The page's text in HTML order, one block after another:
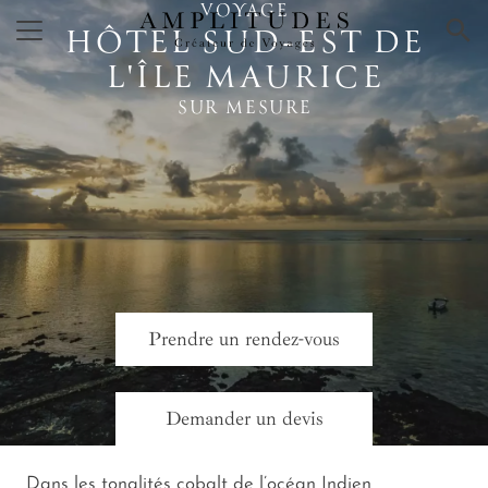
× VOYAGE
HÔTEL SUD‑EST DE
L'ÎLE MAURICE
SUR MESURE
Prendre un rendez-vous
Demander un devis
Dans les tonalités cobalt de l’océan Indien